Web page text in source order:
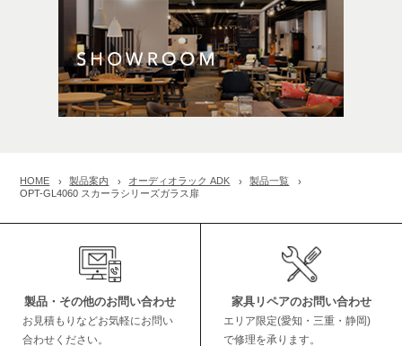
HOME 製品案内 オーディオラック ADK
製品一覧
OPT-GL4060 スカーラシリーズガラス扉
製品・その他のお問い合わせ
お見積もりなどお気軽にお問い
合わせください。
家具リペアのお問い合わせ
エリア限定(愛知・三重・静岡)
で修理を承ります。